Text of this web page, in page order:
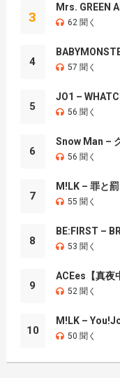
3
Mrs. GREEN
62 聞く
4 57 聞く
5
JO1 –
56 聞く
6
Snow Man –
56 聞く
7
M!LK – 罪と
55 聞く
8
BE:FIRST –
53 聞く
9
ACEes【真夜
52 聞く
10
M!LK –
50 聞く